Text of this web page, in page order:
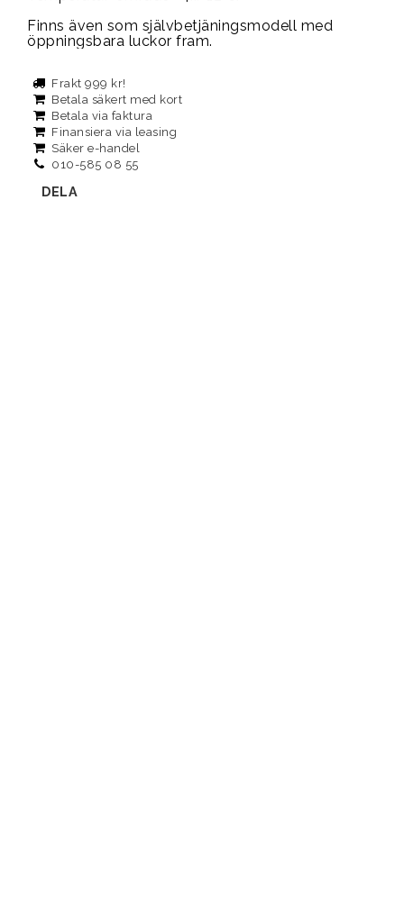
Finns även som självbetjäningsmodell med
öppningsbara luckor fram.
Frakt 999 kr!
Betala säkert med kort
Betala via faktura
Finansiera via leasing
Säker e-handel
010-585 08 55
DELA